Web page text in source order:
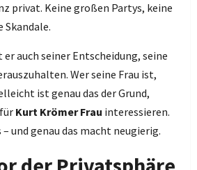
privat. Keine großen Partys, keine
Skandale.
er auch seiner Entscheidung, seine
Wer seine Frau ist,
ist genau das der Grund,
Kurt Krömer Frau interessieren.
und genau das macht neugierig.